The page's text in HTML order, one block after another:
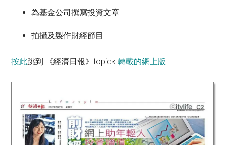
為基金公司撰寫投資文章
拍攝及製作財經節目
按此跳到 《經濟日報》topick轉載的網上版